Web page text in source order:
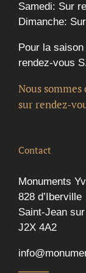
Samedi: Sur
Dimanche:
Pour la
rendez-vous
Nous
sur rendez-
Contact
Monuments
828 d’Iberville
Saint-Jean
J2X 4A2